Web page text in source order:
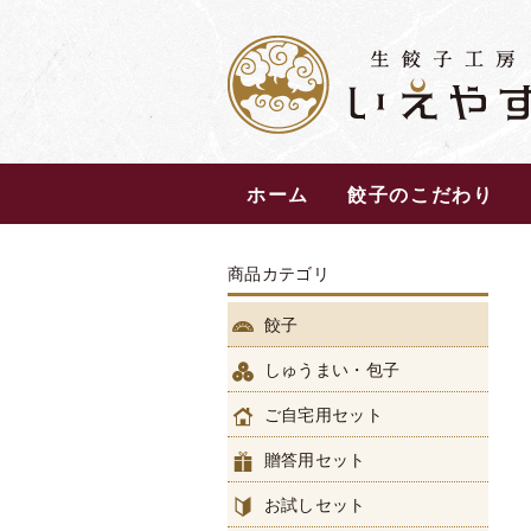
ホーム 餃子のこだわり
商品カテゴリ
餃子
しゅうまい・包子
ご自宅用セット
贈答用セット
お試しセット